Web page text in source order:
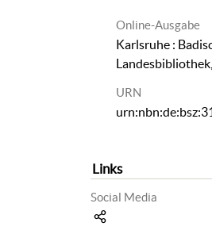
Online-Ausgabe
Karlsruhe :
URN
Links
Social Media